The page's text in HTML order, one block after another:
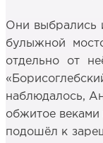
Они выбрались
булыжной
отдельно от
наблюдалось,
обжитое веками
подошёл к